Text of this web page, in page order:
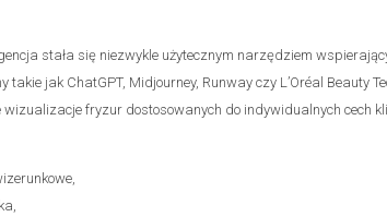
stała się niezwykle użytecznym narzędziem
jak ChatGPT, Midjourney, Runway czy L’Oréal Beauty
fryzur dostosowanych do indywidualnych cech